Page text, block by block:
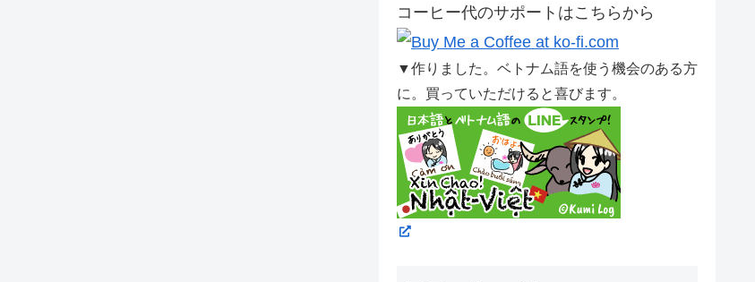
コーヒー代のサポートはこちらから
▼作りました。ベトナム語を使う機会のある方
に。買っていただけると喜びます。